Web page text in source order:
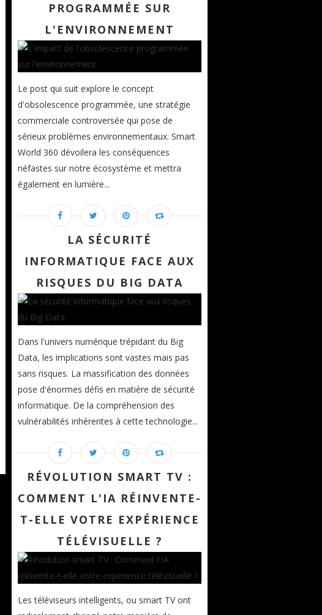
PROGRAMMÉE SUR
L'ENVIRONNEMENT
Le post qui suit explore le concept
d'obsolescence programmée, une stratégie
commerciale controversée qui pose de
sérieux problèmes environnementaux. Smart
World 360 dévoilera les conséquences
néfastes sur notre écosystème et mettra
également en lumière...
LA SÉCURITÉ
INFORMATIQUE FACE AUX
RISQUES DU BIG DATA
Dans l'univers numérique trépidant du Big
Data, les implications sont vastes mais pas
sans risques. La massification des données
pose d'énormes défis en matière de sécurité
informatique. De la compréhension des
vulnérabilités inhérentes à cette technologie...
RÉVOLUTION SMART TV :
COMMENT L'IA RÉINVENTE-
T-ELLE VOTRE EXPÉRIENCE
TÉLÉVISUELLE ?
Les téléviseurs intelligents, ou smart TV ont